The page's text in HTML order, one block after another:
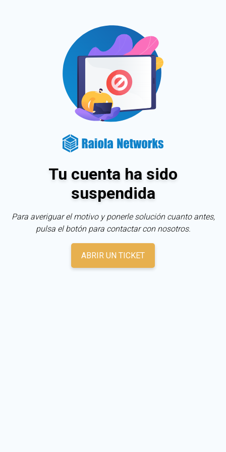
Tu cuenta ha sido
suspendida
Para averiguar el motivo y ponerle solución cuanto antes,
pulsa el botón para contactar con nosotros.
ABRIR UN TICKET